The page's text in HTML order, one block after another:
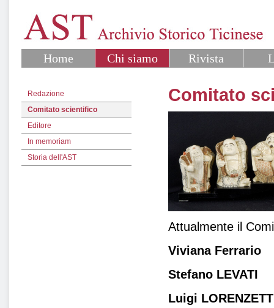
Home Chi siamo Rivista
Redazione
Comitato scientifico
Editore
In memoriam
Storia dell'AST
Comitato
Attualmente il
Viviana Ferrario
Stefano LEVATI
Luigi